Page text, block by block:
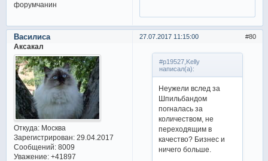
80
27.07.2017 11:15:00
Василиса
Аксакал
Откуда:Москва
Зарегистрирован: 29.04.2017
Сообщений:8009
Уважение: +41897
#p19527,Kelly
написал(а):
Неужели вслед за
Шпильбандом
погналась за
количеством, не
переходящим в
качество? Бизнес и
ничего больше.